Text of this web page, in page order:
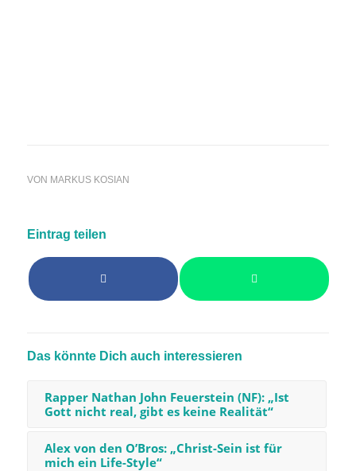
VON MARKUS KOSIAN
Eintrag teilen
Das könnte Dich auch interessieren
Rapper Nathan John Feuerstein (NF): „Ist
Gott nicht real, gibt es keine Realität“
Alex von den O’Bros: „Christ-Sein ist für
mich ein Life-Style“